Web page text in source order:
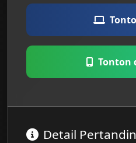
Tonton
Detail